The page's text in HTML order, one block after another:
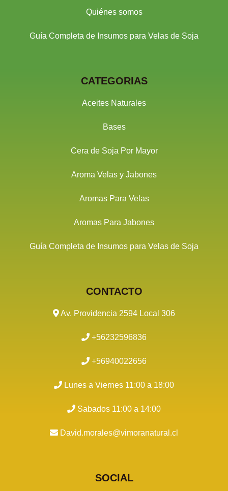
Quiénes somos
Guía Completa de Insumos para Velas de Soja
CATEGORIAS
Aceites Naturales
Bases
Cera de Soja Por Mayor
Aroma Velas y Jabones
Aromas Para Velas
Aromas Para Jabones
Guía Completa de Insumos para Velas de Soja
CONTACTO
Av. Providencia 2594 Local 306
+56232596836
+56940022656
Lunes a Viernes 11:00 a 18:00
Sabados 11:00 a 14:00
David.morales@vimoranatural.cl
SOCIAL